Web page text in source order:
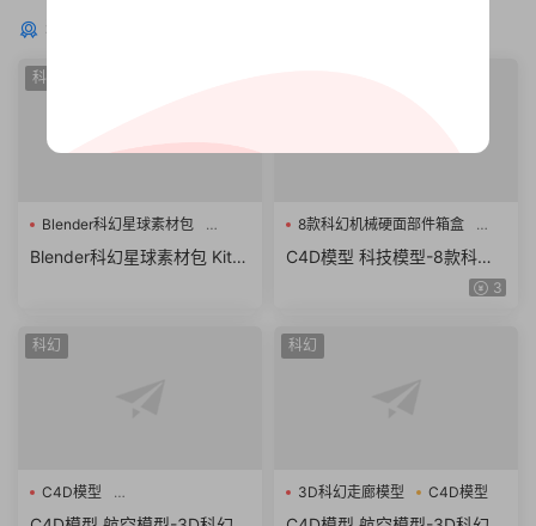
猜你喜欢
科幻
Blender科幻星球素材包
C4D插件
Blender科幻星球素材包 Kit O
8款科幻机械硬面部件箱盒
C4D模型
C4D模型 科技模型-8款科幻
机械硬面部件箱盒C4D模型 3
科幻
C4D模型
航空模型-3D科幻太空飞船
科幻
3D科幻走廊模型 C4D模型